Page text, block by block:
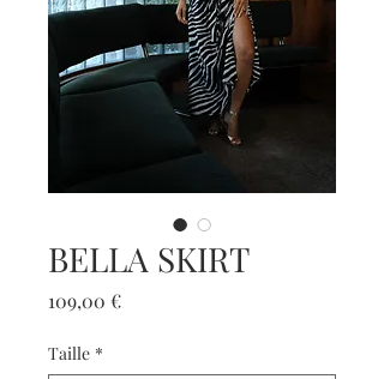
BELLA SKIRT
109,00 €Prix
Taille *